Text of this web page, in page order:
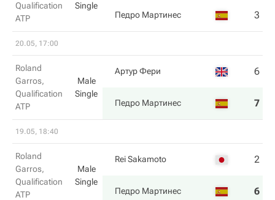
Qualification
ATP
Single
Педро Мартинес 3
20.05, 17:00
Roland
Garros,
Qualification
ATP
Male
Single
Артур Фери 6
Педро Мартинес 7
19.05, 18:40
Roland
Garros,
Qualification
ATP
Male
Single
Rei Sakamoto 2
Педро Мартинес 6